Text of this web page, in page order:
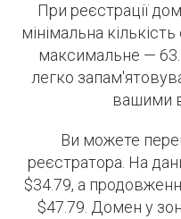
При реєстрації
мінімальна
максимальне —
легко
вашими
Ви можете
реєстратора. На
$34.79, а
$47.79. Домен у